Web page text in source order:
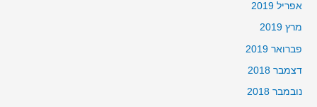
אפריל 2019
מרץ 2019
פברואר 2019
דצמבר 2018
נובמבר 2018